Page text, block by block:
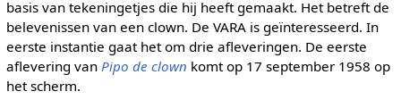
basis van tekeningetjes die hij heeft gemaakt. Het betreft de
belevenissen van een clown. De VARA is geïnteresseerd. In
eerste instantie gaat het om drie afleveringen. De eerste
aflevering van Pipo de clown komt op 17 september 1958 op
het scherm.